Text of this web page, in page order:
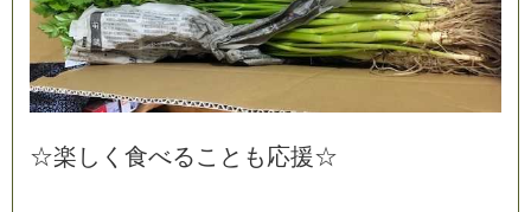
☆楽 し く 食べるこ と も応援☆